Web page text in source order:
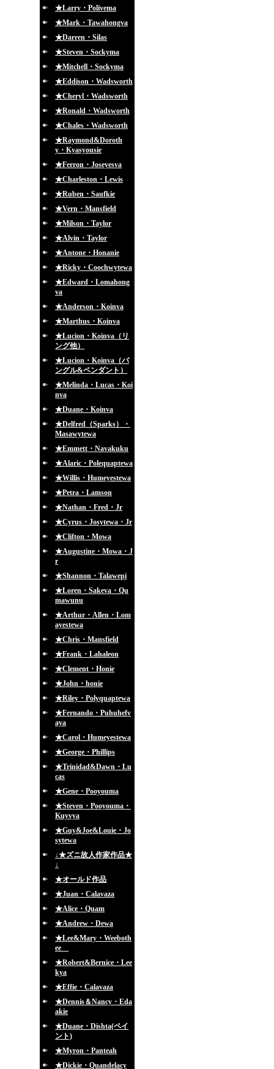
★Larry・Polivema
★Mark・Tawahongva
★Darren・Silas
★Steven・Sockyma
★Mitchell・Sockyma
★Eddison・Wadsworth
★Cheryl・Wadsworth
★Ronald・Wadsworth
★Chales・Wadsworth
★Raymond&Doroth
y・Kyasyousie
★Ferron・Joseyesva
★Charleston・Lewis
★Ruben・Saufkie
★Vern・Mansfield
★Milson・Taylor
★Alvin・Taylor
★Antone・Honanie
★Ricky・Coochwytewa
★Edward・Lomahong
va
★Anderson・Koinva
★Marthus・Koinva
★Lucion・Koinva（リ
ング他）
★Lucion・Koinva（バ
ングル&ペンダント）
★Melinda・Lucas・Koi
nva
★Duane・Koinva
★Delfred（Sparks）・
Masawytewa
★Emmett・Navakuku
★Alaric・Polequaptewa
★Willis・Humeyestewa
★Petra・Lamson
★Nathan・Fred・Jr
★Cyrus・Josytewa・Jr
★Clifton・Mowa
★Augustine・Mowa・J
r
★Shannon・Talawepi
★Loren・Sakeva・Qu
mawunu
★Arthur・Allen・Lom
ayestewa
★Chris・Mansfield
★Frank・Lahaleon
★Clement・Honie
★John・honie
★Riley・Polyquaptewa
★Fernando・Puhuhefv
aya
★Carol・Humeyestewa
★George・Phillips
★Trinidad&Dawn・Lu
cas
★Gene・Pooyouma
★Steven・Pooyouma・
Kuyvya
★Guy&Joe&Louie・Jo
sytewa
↓★ズニ故人作家作品★
↓
★オールド作品
★Juan・Calavaza
★Alice・Quam
★Andrew・Dewa
★Lee&Mary・Weeboth
ee
★Robert&Bernice・Lee
kya
★Effie・Calavaza
★Dennis＆Nancy・Eda
akie
★Duane・Dishta(ペイ
ント)
★Myron・Panteah
★Dickie・Quandelacy